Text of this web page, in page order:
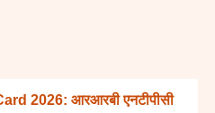
2026: आरआरबी एनटीपीसी